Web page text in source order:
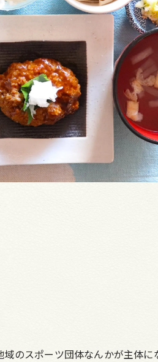
のスポーツ団体なんかが主体